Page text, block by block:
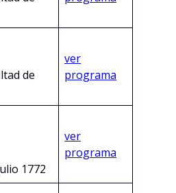
de
ver
programa
1772
ver
programa